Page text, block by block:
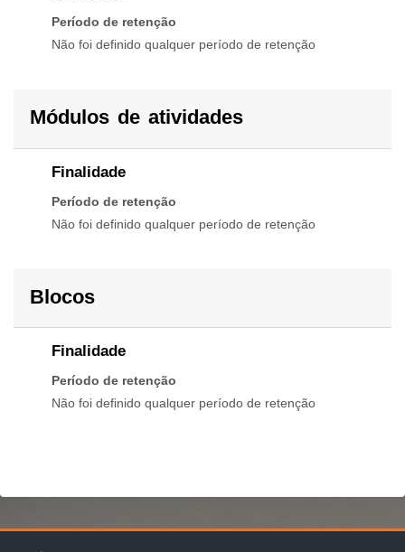
Período de retenção
Não foi definido qualquer período de retenção
Módulos de atividades
Finalidade
Período de retenção
Não foi definido qualquer período de retenção
Blocos
Finalidade
Período de retenção
Não foi definido qualquer período de retenção
Blocos
Blocos
Blocos